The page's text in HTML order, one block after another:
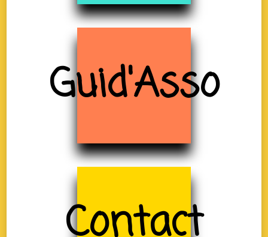
Guid'Asso
Contact